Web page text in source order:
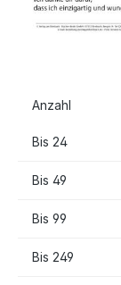
Anzahl
Bis 24
Bis 49
Bis 99
Bis 249